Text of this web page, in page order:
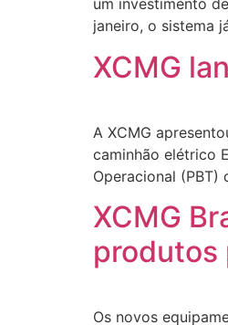
um investimento
janeiro, o sistema
XCMG
A XCMG
caminhão elétrico
Operacional
XCMG
produtos
Os novos